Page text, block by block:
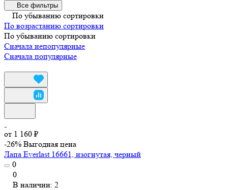
Все фильтры
По убыванию сортировки
По возрастанию сортировки
По убыванию сортировки
Сначала непопулярные
Сначала популярные
от 1 160 ₽
-26% Выгодная цена
Лапа Everlast 16661, изогнутая, черный
0
0
В наличии: 2